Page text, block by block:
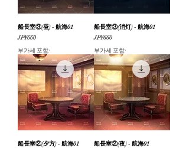
船長室③(昼) - 航海01
가격
JP¥660
부가세 포함:
船長室③(消灯) - 航海01
가격
JP¥660
부가세 포함:
船長室②(夕方) - 航海01
船長室②(夜) - 航海01